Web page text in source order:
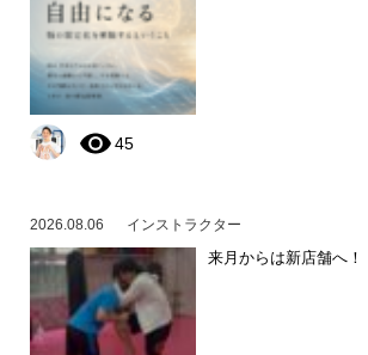
45
2026.08.06 インストラクター
来月からは新店舗へ！